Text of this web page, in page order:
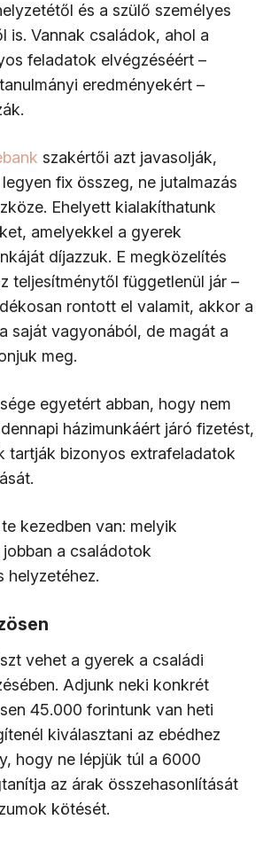
és a szülő személyes
is. Vannak családok, ahol a
feladatok elvégzéséért –
eredményekért –
szakértői azt javasolják,
fix összeg, ne jutalmazás
Ehelyett kialakíthatunk
amelyekkel a gyerek
díjazzuk. E megközelítés
teljesítménytől függetlenül jár –
rontott el valamit, akkor a
saját vagyonából, de magát a
meg.
egyetért abban, hogy nem
házimunkáért járó fizetést,
tartják bizonyos extrafeladatok
kezedben van: melyik
a családotok
helyzetéhez.
vehet a gyerek a családi
Adjunk neki konkrét
45.000 forintunk van heti
kiválasztani az ebédhez
hogy ne lépjük túl a 6000
az árak összehasonlítását
kötését.